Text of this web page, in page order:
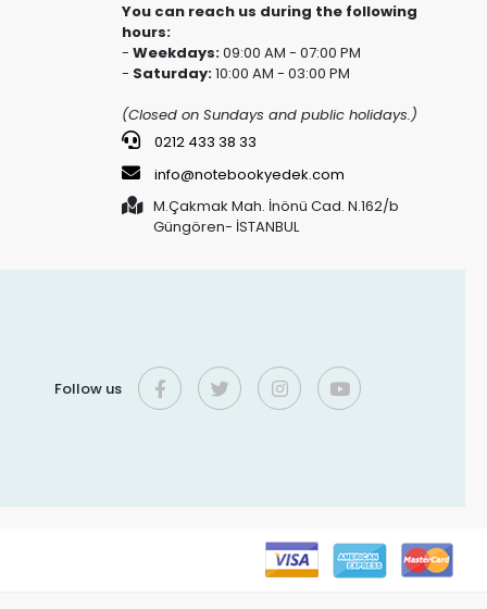
You can reach us during the following
hours:
- Weekdays:09:00 AM - 07:00 PM
- Saturday:10:00 AM - 03:00 PM
(Closed on Sundays and public holidays.)
0212 433 38 33
info@notebookyedek.com
M.Çakmak Mah. İnönü Cad. N.162/b
Güngören- İSTANBUL
Follow us